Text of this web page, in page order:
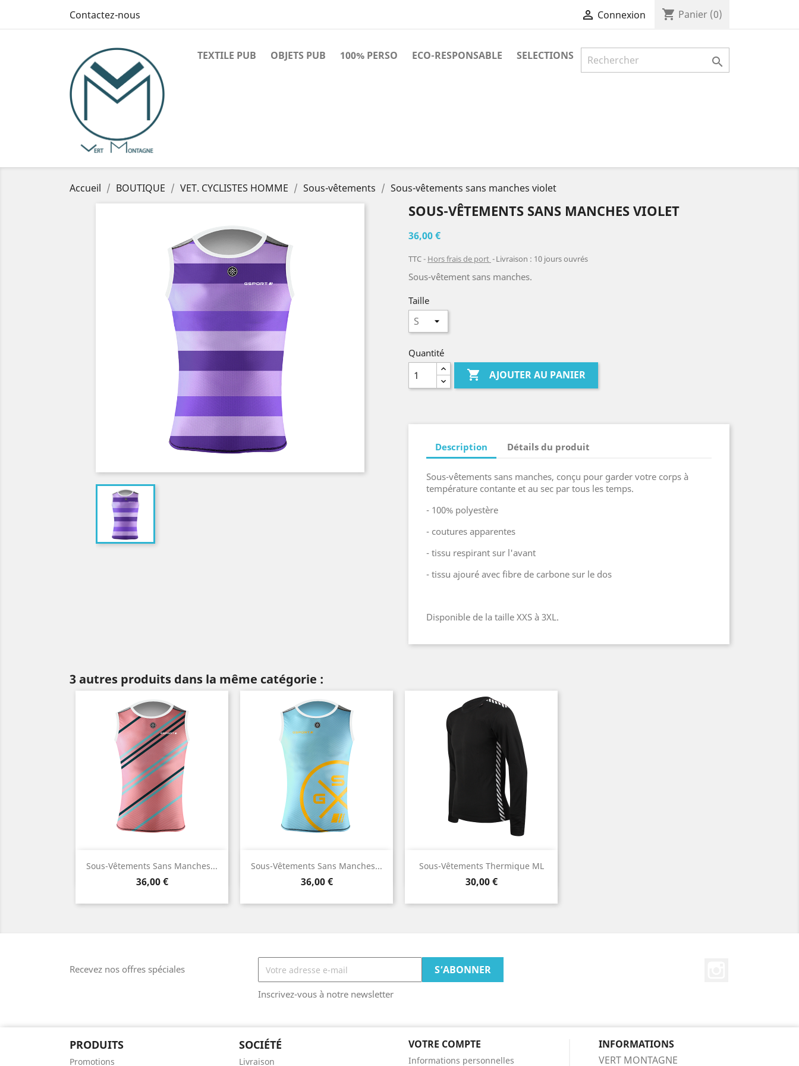
Contactez-nous  Connexion shopping_cart Panier (0)
TEXTILE PUB OBJETS PUB 100% PERSO ECO-RESPONSABLE SELECTIONS 
Accueil BOUTIQUE VET. CYCLISTES HOMME Sous-vêtements Sous-vêtements sans manches violet
SOUS-VÊTEMENTS SANS MANCHES VIOLET
36,00 €
TTC Hors frais de port Livraison : 10 jours ouvrés
Sous-vêtement sans manches.
Taille
Quantité
 AJOUTER AU PANIER
Description Détails du produit
Sous-vêtements sans manches, conçu pour garder votre corps à
température contante et au sec par tous les temps.
- 100% polyestère
- coutures apparentes
- tissu respirant sur l'avant
- tissu ajouré avec fibre de carbone sur le dos
Disponible de la taille XXS à 3XL.
3 autres produits dans la même catégorie :
Sous-Vêtements Sans Manches...
Prix
36,00 €
Aperçu rapide Sous-Vêtements Sans Manches...
Prix
36,00 €
Aperçu rapide Sous-Vêtements Thermique ML
Prix
30,00 €
Aperçu rapide
Recevez nos offres spéciales
Inscrivez-vous à notre newsletter
PRODUITS
Promotions
SOCIÉTÉ
Livraison
VOTRE COMPTE
Informations personnelles
INFORMATIONS
VERT MONTAGNE